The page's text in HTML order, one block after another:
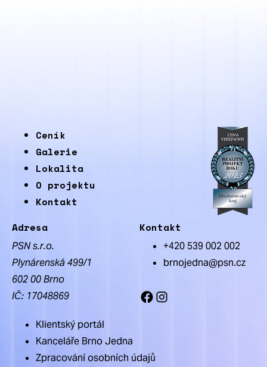
Ceník
Galerie
Lokalita
O projektu
Kontakt
Adresa
PSN s.r.o.
Plynárenská 499/1
602 00 Brno
IČ: 17048869
Kontakt
+420 539 002 002
brnojedna@psn.cz
Facebook
Instagram
Klientský portál
Kanceláře Brno Jedna
Zpracování osobních údajů